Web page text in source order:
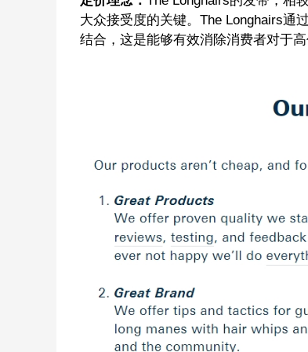
大众接受度的关键。 The Longhairs通
结合，这是能够有效消除消费者对于高